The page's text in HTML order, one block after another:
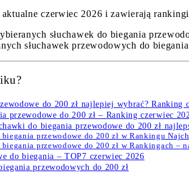
czerwiec 2026 i zawierają
słuchawek do biegania
słuchawek przewodowych do
do 200 zł najlepiej wybrać? Ranking
przewodowe do 200 zł – Ranking czerwiec
do biegania przewodowe do 200 zł
przewodowe do 200 zł w Rankingu
przewodowe do 200 zł w Rankingach –
do biegania – TOP7 czerwiec 2026
przewodowych do 200 zł